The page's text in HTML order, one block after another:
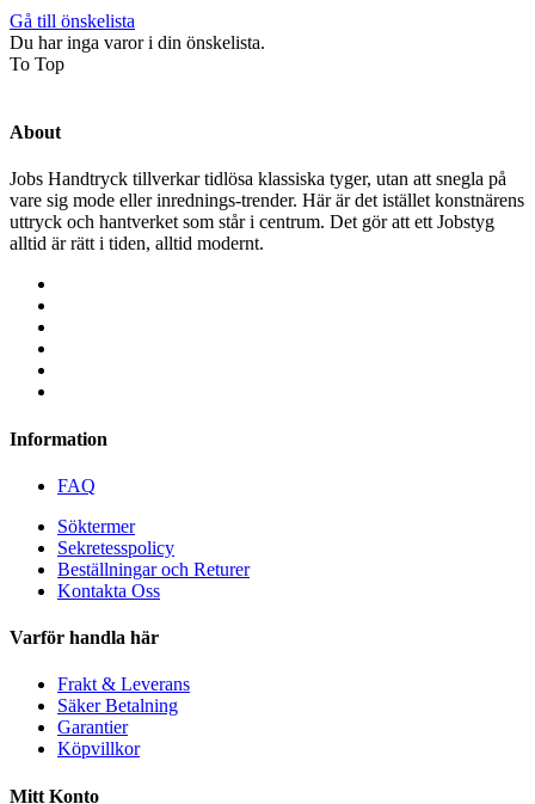
Gå till önskelista
Du har inga varor i din önskelista.
To Top
About
Jobs Handtryck tillverkar tidlösa klassiska tyger, utan att snegla på
vare sig mode eller inrednings-trender. Här är det istället konstnärens
uttryck och hantverket som står i centrum. Det gör att ett Jobstyg
alltid är rätt i tiden, alltid modernt.
Information
FAQ
Söktermer
Sekretesspolicy
Beställningar och Returer
Kontakta Oss
Varför handla här
Frakt & Leverans
Säker Betalning
Garantier
Köpvillkor
Mitt Konto